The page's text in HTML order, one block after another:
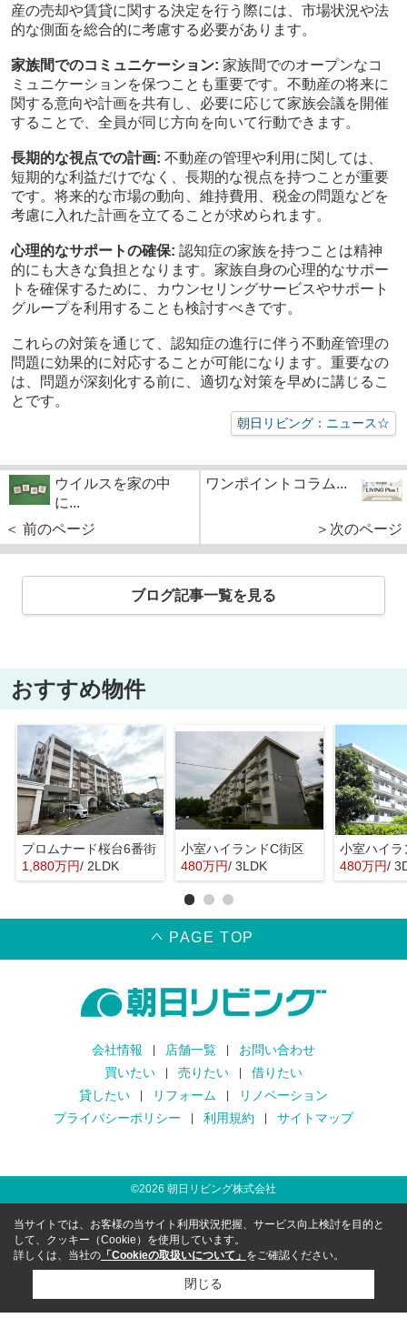
産の売却や賃貸に関する決定を行う際には、市場状況や法
的な側面を総合的に考慮する必要があります。
家族間でのコミュニケーション: 家族間でのオープンなコ
ミュニケーションを保つことも重要です。不動産の将来に
関する意向や計画を共有し、必要に応じて家族会議を開催
することで、全員が同じ方向を向いて行動できます。
長期的な視点での計画: 不動産の管理や利用に関しては、
短期的な利益だけでなく、長期的な視点を持つことが重要
です。将来的な市場の動向、維持費用、税金の問題などを
考慮に入れた計画を立てることが求められます。
心理的なサポートの確保: 認知症の家族を持つことは精神
的にも大きな負担となります。家族自身の心理的なサポー
トを確保するために、カウンセリングサービスやサポート
グループを利用することも検討すべきです。
これらの対策を通じて、認知症の進行に伴う不動産管理の
問題に効果的に対応することが可能になります。重要なの
は、問題が深刻化する前に、適切な対策を早めに講じるこ
とです。
朝日リビング：ニュース☆
ウイルスを家の中
に...
＜ 前のページ
ワンポイントコラム...
＞次のページ
ブログ記事一覧を見る
おすすめ物件
プロムナード桜台6番街
1,880万円/ 2LDK
小室ハイランドC街区
480万円/ 3LDK
小室ハイラ
480万円/
PAGE TOP
会社情報 店舗一覧
お問い合わせ
買いたい
売りたい
借りたい
貸したい
リフォーム
リノベーション
プライバシーポリシー
利用規約 サイトマップ
©2026 朝日リビング株式会社
当サイトでは、お客様の当サイト利用状況把握、サービス向上検討を目的と
して、クッキー（Cookie）を使用しています。
詳しくは、当社の 「Cookieの取扱いについて」 をご確認ください。
閉じる